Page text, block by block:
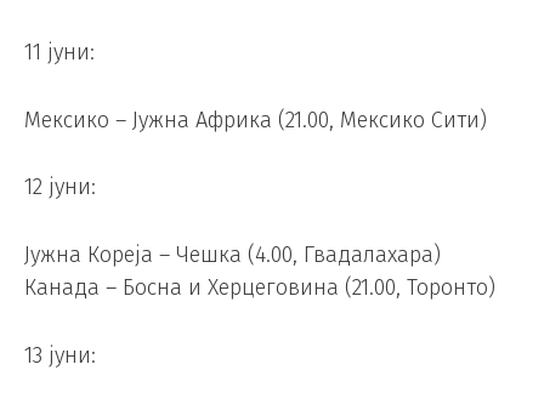
11 јуни:
Мексико – Јужна Африка (21.00, Мексико Сити)
12 јуни:
Јужна Кореја – Чешка (4.00, Гвадалахара)
Канада – Босна и Херцеговина (21.00, Торонто)
13 јуни: